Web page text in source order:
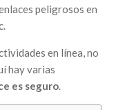
peligrosos en
en línea, no
hay varias
es seguro.